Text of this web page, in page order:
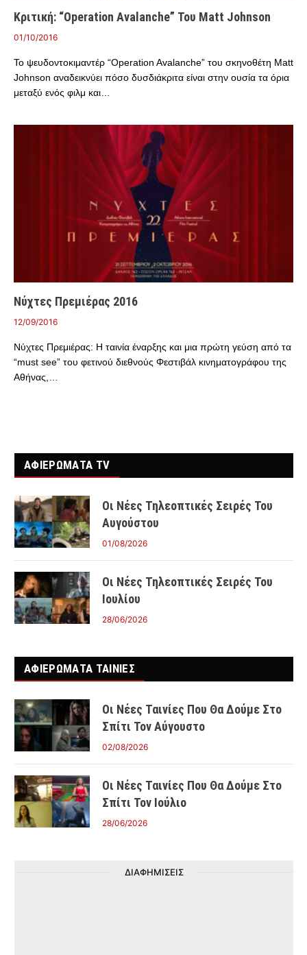
Κριτική: “Operation Avalanche” Του Matt Johnson
01/10/2016
Το ψευδοντοκιμαντέρ “Operation Avalanche” του σκηνοθέτη Matt
Johnson αναδεικνύει πόσο δυσδιάκριτα είναι στην ουσία τα όρια
μεταξύ ενός φιλμ και…
Νύχτες Πρεμιέρας 2016
12/09/2016
Νύχτες Πρεμιέρας: Η ταινία έναρξης και μια πρώτη γεύση από τα
“must see” του φετινού διεθνούς Φεστιβάλ κινηματογράφου της
Αθήνας,…
ΑΦΙΕΡΩΜΑΤΑ TV
Οι Νέες Τηλεοπτικές Σειρές Του
Αυγούστου
01/08/2026
Οι Νέες Τηλεοπτικές Σειρές Του
Ιουλίου
28/06/2026
ΑΦΙΕΡΩΜΑΤΑ ΤΑΙΝΊΕΣ
Οι Νέες Ταινίες Που Θα Δούμε Στο
Σπίτι Τον Αύγουστο
02/08/2026
Οι Νέες Ταινίες Που Θα Δούμε Στο
Σπίτι Τον Ιούλιο
28/06/2026
ΔΙΑΦΗΜΙΣΕΙΣ